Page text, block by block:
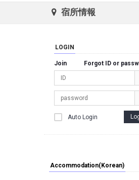
宿所情報
LOGIN
Join Forgot ID or
Auto Login
Accommodation(Korean)